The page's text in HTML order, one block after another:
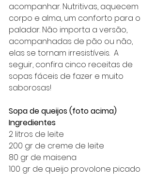
acompanhar. Nutritivas, aquecem
corpo e alma, um conforto para o
paladar. Não importa a versão,
acompanhadas de pão ou não,
elas se tornam irresistíveis.  A
seguir, confira cinco receitas de
sopas fáceis de fazer e muito
saborosas!
Sopa de queijos (foto acima)
Ingredientes
2 litros de leite
200 gr de creme de leite
80 gr de maisena
100 gr de queijo provolone picado